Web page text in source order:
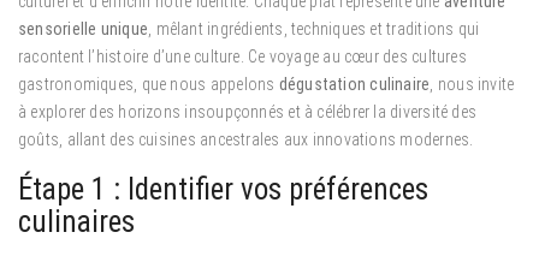
sensorielle unique , mêlant ingrédients, techniques et traditions qui
racontent l’histoire d’une culture. Ce voyage au cœur des cultures
gastronomiques, que nous appelons dégustation culinaire , nous invite
à explorer des horizons insoupçonnés et à célébrer la diversité des
goûts, allant des cuisines ancestrales aux innovations modernes.
Étape 1 : Identifier vos préférences
culinaires